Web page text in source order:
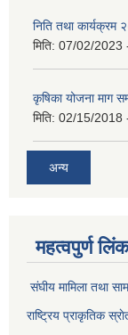
निति तथा कार्यक्रम
मिति: 07/02/2023
कृषिका योजना माग
मिति: 02/15/2018
अन्य
महत्वपुर्ण
संघीय मामिला तथा
राष्ट्रिय प्राकृतिक